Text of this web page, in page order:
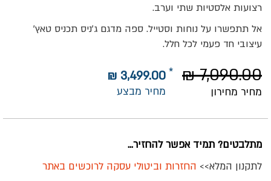
רצועות אלסטיות שתי וערב.
אל תתפשרו על נוחות וסטייל. ספה מדגם ג'ניס תכניס טאץ'
עיצובי חד פעמי לכל חלל.
מחיר מבצע
3,499.00 ₪
מחיר מחירון
7,090.00 ₪
מתלבטים? תמיד אפשר להחזיר...
לתקנון המלא>> החזרות וביטולי עסקה לרוכשים באתר